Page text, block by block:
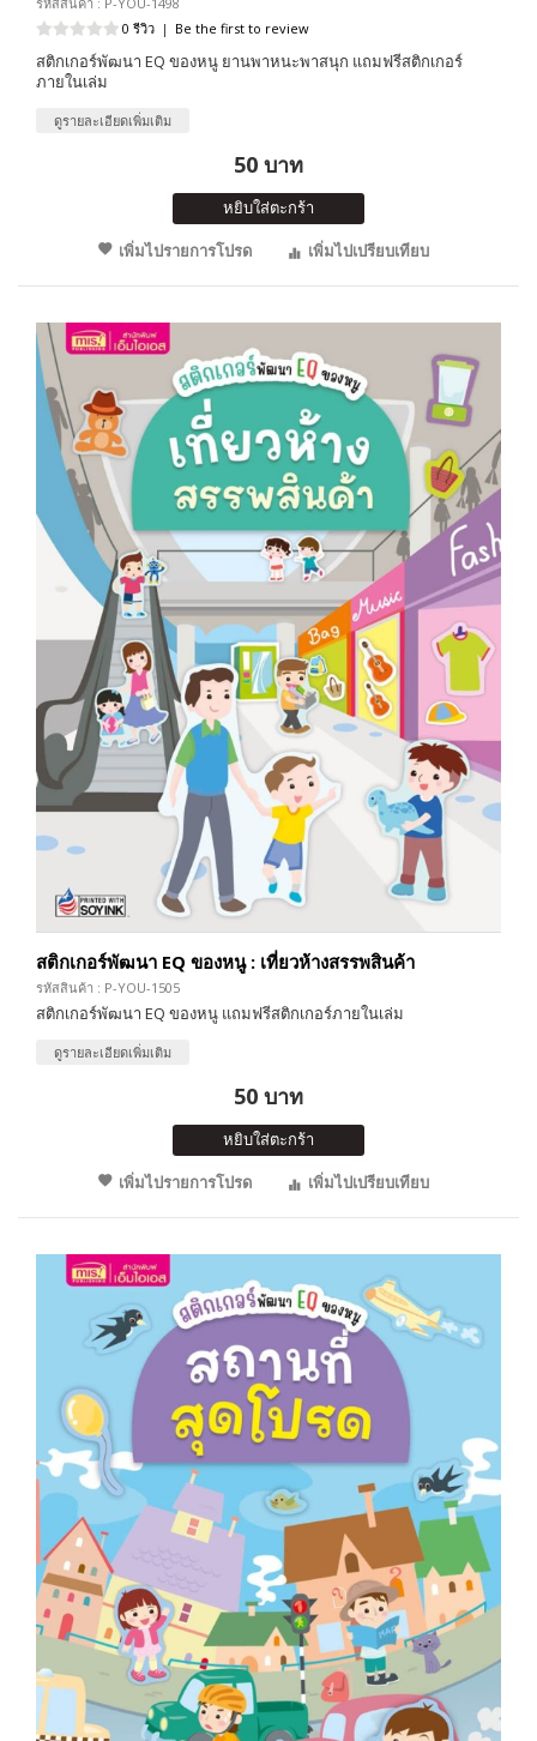
0 รีวิว | Be the first to review
สติกเกอร์พัฒนา EQ ของหนู ยานพาหนะพาสนุก แถมฟรีสติกเกอร์
ภายในเล่ม
ดูรายละเอียดเพิ่มเติม
50 บาท
หยิบใส่ตะกร้า
เพิ่มไปรายการโปรด
เพิ่มไปเปรียบเทียบ
สติกเกอร์พัฒนา EQ ของหนู : เที่ยวห้างสรรพสินค้า
รหัสสินค้า : P-YOU-1505
สติกเกอร์พัฒนา EQ ของหนู แถมฟรีสติกเกอร์ภายในเล่ม
ดูรายละเอียดเพิ่มเติม
50 บาท
หยิบใส่ตะกร้า
เพิ่มไปรายการโปรด
เพิ่มไปเปรียบเทียบ